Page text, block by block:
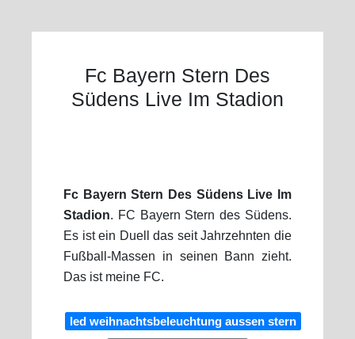
Fc Bayern Stern Des
Südens Live Im Stadion
Fc Bayern Stern Des Südens Live Im
Stadion. FC Bayern Stern des Südens.
Es ist ein Duell das seit Jahrzehnten die
Fußball-Massen in seinen Bann zieht.
Das ist meine FC.
led weihnachtsbeleuchtung aussen stern